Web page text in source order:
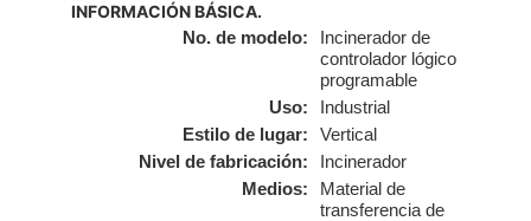
INFORMACIÓN BÁSICA.
No. de modelo:
Incinerador de
controlador lógico
programable
Uso:
Industrial
Estilo de lugar:
Vertical
Nivel de fabricación:
Incinerador
Medios:
Material de
transferencia de